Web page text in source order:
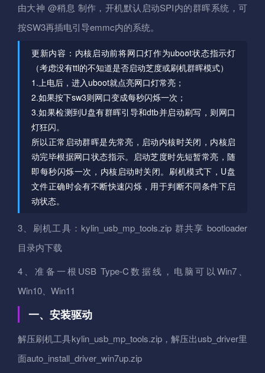
由大神 @稍息 制作，开机默认启动SPI内的群晖系统，可
按SW3再插电引导emmc内的系统。
更新内容：内核启动前将网口灯作为uboot状态指示灯
（考虑没有ttl的不知道是否启动芝度或刷机群晖模式）
1.上电后，进入uboot就点亮网口灯常亮；
2.如果按下sw3则网口变成每秒闪烁一次；
3.如果检测到U盘有群晖引导和dtb并启动刷写，则网口
灯狂闪。
所以正常启动群晖是先常亮，启动内核时关闭，内核启
动完毕根据网口状态指示。启动芝度时先短暂常亮，随
即每秒闪烁一次，内核启动时关闭。刷机模式下，U盘
文件正确时会有不断快速闪烁，用于判断不同条件下启
动状态。
3、刷机工具：kylin_usb_mp_tools.zip 群共享 bootloader
目录内下载
4、准备一根USB Type-C数据线，电脑可以Win7、
Win10、Win11
一、安装驱动
解压刷机工具kylin_usb_mp_tools.zip，解压出usb_driver里
面auto_install_driver_win7up.zip